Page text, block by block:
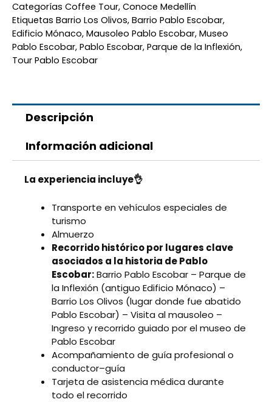
Categorías Coffee Tour, Conoce Medellín
Etiquetas Barrio Los Olivos, Barrio Pablo Escobar,
Edificio Mónaco, Mausoleo Pablo Escobar, Museo
Pablo Escobar, Pablo Escobar, Parque de la Inflexión,
Tour Pablo Escobar
Descripción
Información adicional
La experiencia incluye👌
Transporte en vehículos especiales de
turismo
Almuerzo
Recorrido histórico por lugares clave
asociados a la historia de Pablo
Escobar:Barrio Pablo Escobar – Parque de
la Inflexión (antiguo Edificio Mónaco) –
Barrio Los Olivos (lugar donde fue abatido
Pablo Escobar) – Visita al mausoleo –
Ingreso y recorrido guiado por el museo de
Pablo Escobar
Acompañamiento de guía profesional o
conductor–guía
Tarjeta de asistencia médica durante
todo el recorrido